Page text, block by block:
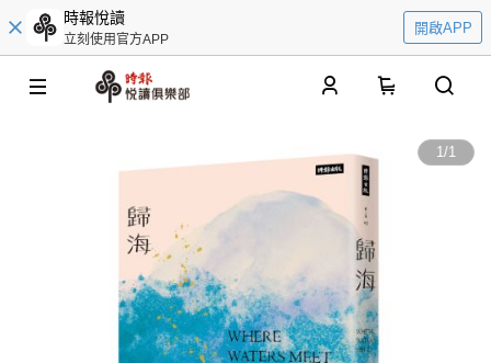
時報悅讀
立刻使用官方APP
開啟APP
1/1